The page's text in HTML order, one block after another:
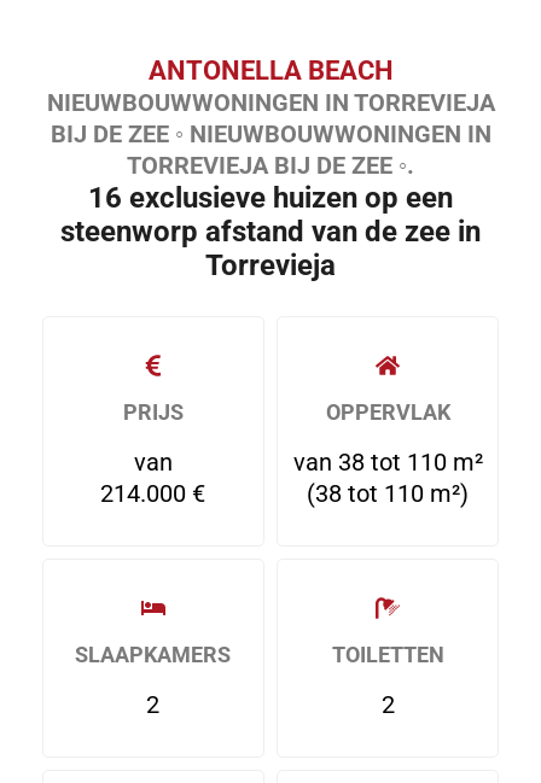
ANTONELLA BEACH
NIEUWBOUWWONINGEN IN TORREVIEJA
BIJ DE ZEE ◦ NIEUWBOUWWONINGEN IN
TORREVIEJA BIJ DE ZEE ◦.
16 exclusieve huizen op een
steenworp afstand van de zee in
Torrevieja
PRIJS
van
214.000 €
OPPERVLAK
van 38 tot 110 m²
(38 tot 110 m²)
SLAAPKAMERS
2
TOILETTEN
2